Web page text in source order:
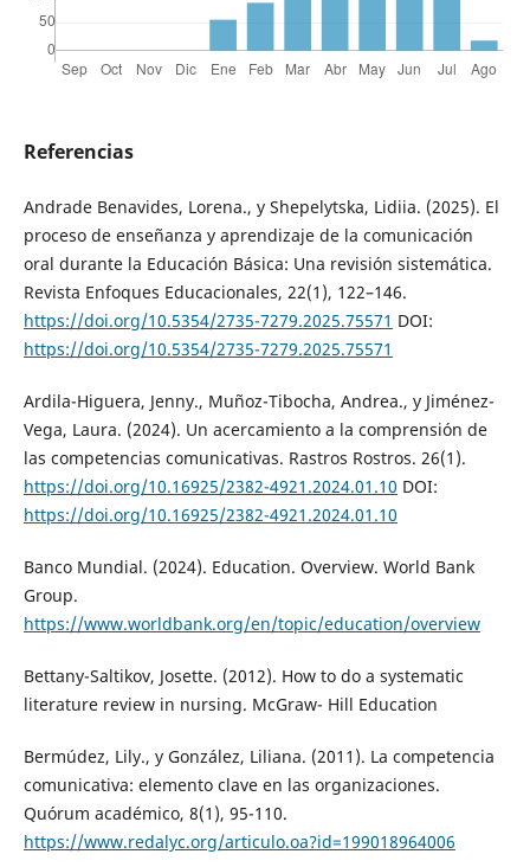
Referencias
Andrade Benavides, Lorena., y Shepelytska, Lidiia. (2025). El
proceso de enseñanza y aprendizaje de la comunicación
oral durante la Educación Básica: Una revisión sistemática.
Revista Enfoques Educacionales, 22(1), 122–146.
https://doi.org/10.5354/2735-7279.2025.75571 DOI:
https://doi.org/10.5354/2735-7279.2025.75571
Ardila-Higuera, Jenny., Muñoz-Tibocha, Andrea., y Jiménez-
Vega, Laura. (2024). Un acercamiento a la comprensión de
las competencias comunicativas. Rastros Rostros. 26(1).
https://doi.org/10.16925/2382-4921.2024.01.10 DOI:
https://doi.org/10.16925/2382-4921.2024.01.10
Banco Mundial. (2024). Education. Overview. World Bank
Group.
https://www.worldbank.org/en/topic/education/overview
Bettany-Saltikov, Josette. (2012). How to do a systematic
literature review in nursing. McGraw- Hill Education
Bermúdez, Lily., y González, Liliana. (2011). La competencia
comunicativa: elemento clave en las organizaciones.
Quórum académico, 8(1), 95-110.
https://www.redalyc.org/articulo.oa?id=199018964006